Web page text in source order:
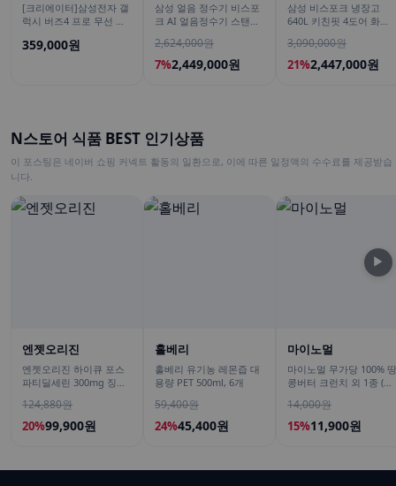
[크리에이터]삼성전자 갤
럭시 버즈4 프로 무선 블
R640N
359,000원
삼성 얼음 정수기 비스포
크 AI 얼음정수기 스탠드
수 냉온 정수
2,624,000원
7%2,449,000원
삼성 비스포크 냉장고
640L 키친핏 4도어 화이
3,090,000원
21%2,447,000원
N스토어 식품 BEST 인기상품
이 포스팅은 네이버 쇼핑 커넥트 활동의 일환으로, 이에 따른 일정액의 수수료를 제공받습
니다.
엔젯오리진
엔젯오리진 하이큐 포스
파티딜세린 300mg 징코
슐, 5개
124,880원
20%99,900원
홀베리
홀베리 유기농 레몬즙 대
용량 PET 500ml, 6개
59,400원
24%45,400원
마이노멀
마이노멀 무가당 100% 땅
콩버터 크런치 외 1종 (땅
14,000원
15%11,900원
▶